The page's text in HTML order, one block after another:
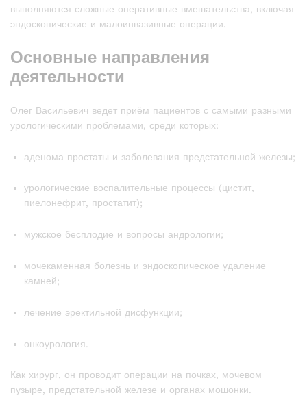
выполняются сложные оперативные вмешательства, включая
эндоскопические и малоинвазивные операции.
Основные направления
деятельности
Олег Васильевич ведет приём пациентов с самыми разными
урологическими проблемами, среди которых:
аденома простаты и заболевания предстательной железы;
урологические воспалительные процессы (цистит,
пиелонефрит, простатит);
мужское бесплодие и вопросы андрологии;
мочекаменная болезнь и эндоскопическое удаление
камней;
лечение эректильной дисфункции;
онкоурология.
Как хирург, он проводит операции на почках, мочевом
пузыре, предстательной железе и органах мошонки.